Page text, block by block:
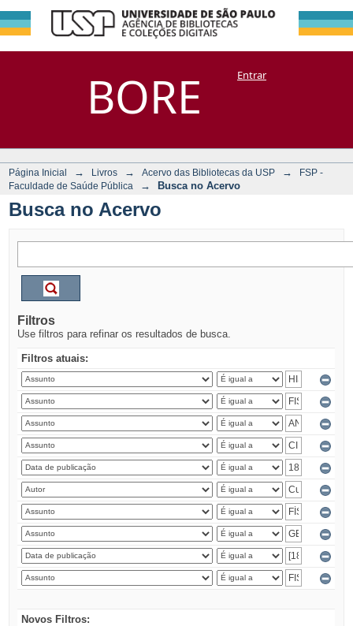
BORE
Busca no Acervo
DSpace/Manakin + CoriscoEntrar
Página Inicial → Livros → Acervo das Bibliotecas da USP →
FSP -
Faculdade de Saúde Pública
→ Busca no Acervo
Busca no Acervo
Filtros
Use filtros para refinar os resultados de busca.
Filtros atuais:
Novos Filtros: